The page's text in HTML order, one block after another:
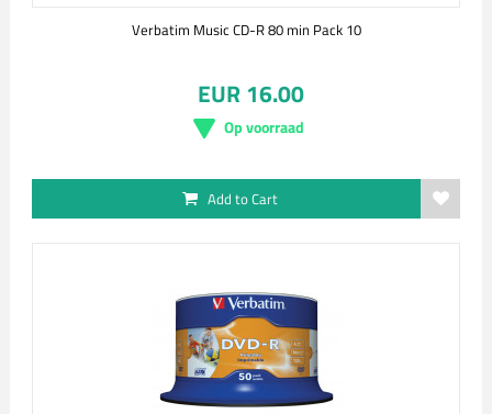
Verbatim Music CD-R 80 min Pack 10
EUR 16.00
Op voorraad
Add to Cart